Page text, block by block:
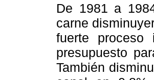
De 1981 a
carne
fuerte proceso
presupuesto
También